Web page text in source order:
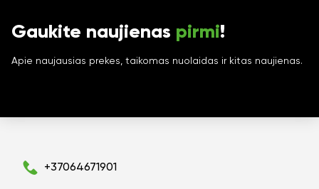
Gaukite naujienas pirmi!
Apie naujausias prekes, taikomas nuolaidas ir kitas naujienas.
+37064671901